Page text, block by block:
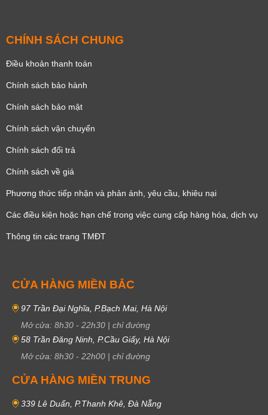
CHÍNH SÁCH CHUNG
Điều khoản thanh toán
Chính sách bảo hành
Chính sách bảo mật
Chính sách vận chuyển
Chính sách đổi trả
Chính sách về giá
Phương thức tiếp nhận và phản ánh, yêu cầu, khiêu nại
Các điều kiện hoặc hạn chế trong việc cung cấp hàng hóa, dịch vụ
Thông tin các trang TMĐT
CỬA HÀNG MIỀN BẮC
97 Trần Đại Nghĩa, P.Bạch Mai, Hà Nội
Mở cửa: 8h30 - 22h30 | chỉ đường
58 Trần Đăng Ninh, P.Cầu Giấy, Hà Nội
Mở cửa: 8h30 - 22h00 | chỉ đường
CỬA HÀNG MIỀN TRUNG
339 Lê Duẩn, P.Thanh Khê, Đà Nẵng